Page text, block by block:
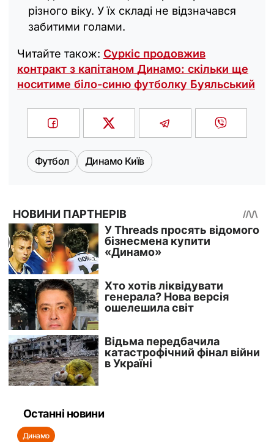
різного віку. У їх складі не відзначався
забитими голами.
Читайте також: Суркіс продовжив
контракт з капітаном Динамо: скільки ще
носитиме біло-синю футболку Буяльський
Футбол Динамо Київ
Останні новини
Динамо